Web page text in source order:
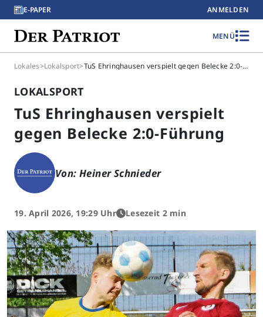
E-PAPER ANMELDEN
MENÜ
Lokales>Lokalsport> TuS Ehringhausen verspielt gegen Belecke 2:0-Führung
LOKALSPORT
TuS Ehringhausen verspielt
gegen Belecke 2:0-Führung
Von: Heiner Schnieder
19. April 2026, 19:29 Uhr Lesezeit 2 min